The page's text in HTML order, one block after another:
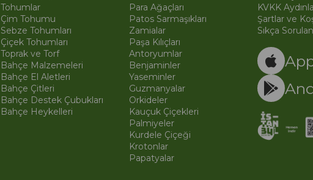
Tohumlar
Çim Tohumu
Sebze Tohumları
Çiçek Tohumları
Toprak ve Torf
Bahçe Malzemeleri
Bahçe El Aletleri
Bahçe Çitleri
Bahçe Destek Çubukları
Bahçe Heykelleri
Para Ağaçları
Patos Sarmaşıkları
Zamialar
Paşa Kılıçları
Antoryumlar
Benjaminler
Yaseminler
Guzmanyalar
Orkideler
Kauçuk Çiçekleri
Palmiyeler
Kurdele Çiçeği
Krotonlar
Papatyalar
KVKK
Şartlar ve
Sıkça